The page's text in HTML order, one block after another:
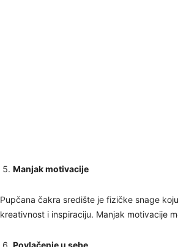
Manjak motivacije
Pupčana čakra središte je fizičke snage
kreativnost i inspiraciju. Manjak motivacije
Povlačenje u sebe